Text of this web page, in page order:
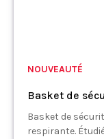
NOUVEAUTÉ
Basket de
Basket de
respirante.